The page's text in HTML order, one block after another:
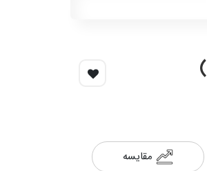
مقوا الر فابریانو 220g ایتالیا 100x70cm سفید (100)
مقایسه